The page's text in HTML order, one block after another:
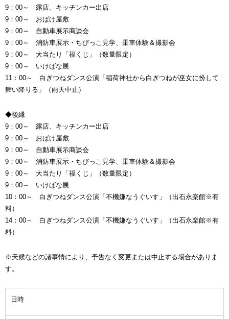
9：00～ 露店、キッチンカー出店
9：00～ おばけ屋敷
9：00～ 自動車展示商談会
9：00～ 消防車展示・ちびっこ見学、乗車体験＆撮影会
9：00～ 大当たり「福くじ」（数量限定）
9：00～ いけばな展
11：00～ 白ぎつねダンス公演「稲荷神社から白ぎつねが巫女に扮して
舞い降りる」（雨天中止）
◆後縁
9：00～ 露店、キッチンカー出店
9：00～ おばけ屋敷
9：00～ 自動車展示商談会
9：00～ 消防車展示・ちびっこ見学、乗車体験＆撮影会
9：00～ 大当たり「福くじ」（数量限定）
9：00～ いけばな展
10：00～ 白ぎつねダンス公演「不機嫌なうぐいす」（出石永楽館※有
料）
14：00～ 白ぎつねダンス公演「不機嫌なうぐいす」（出石永楽館※有
料）
※天候などの諸事情により、予告なく変更または中止する場合がありま
す。
日時